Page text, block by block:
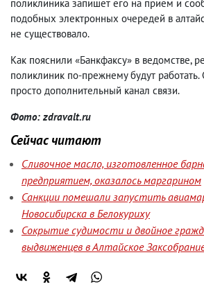
поликлиника запишет его на прием и
подобных электронных очередей в
не существовало.
Как пояснили «Банкфаксу» в ведомстве,
поликлиник по-прежнему будут
просто дополнительный канал связи.
Фото: zdravalt.ru
Сейчас читают
Сливочное масло, изготовленное
предприятием, оказалось маргарином
Санкции помешали запустить
Новосибирска в Белокуриху
Сокрытие судимости и двойное
выдвиженцев в Алтайское